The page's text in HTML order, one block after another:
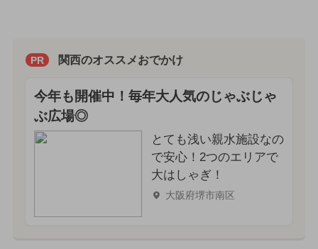
PR 関西のオススメおでかけ
今年も開催中！毎年大人気のじゃぶじゃ
ぶ広場◎
とても浅い親水施設なの
で安心！2つのエリアで
大はしゃぎ！
大阪府堺市南区